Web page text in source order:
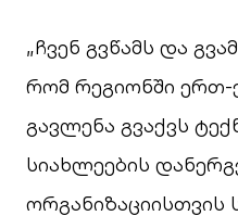
„ჩვენ გვწამს და
რომ რეგიონში
გავლენა გვაქვს
სიახლეების